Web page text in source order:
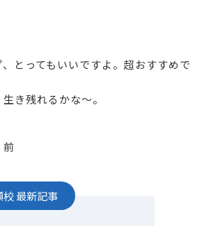
とってもいいですよ。超おすすめで
き残れるかな～。
校最新記事